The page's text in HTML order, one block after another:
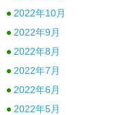
2022年10月
2022年9月
2022年8月
2022年7月
2022年6月
2022年5月